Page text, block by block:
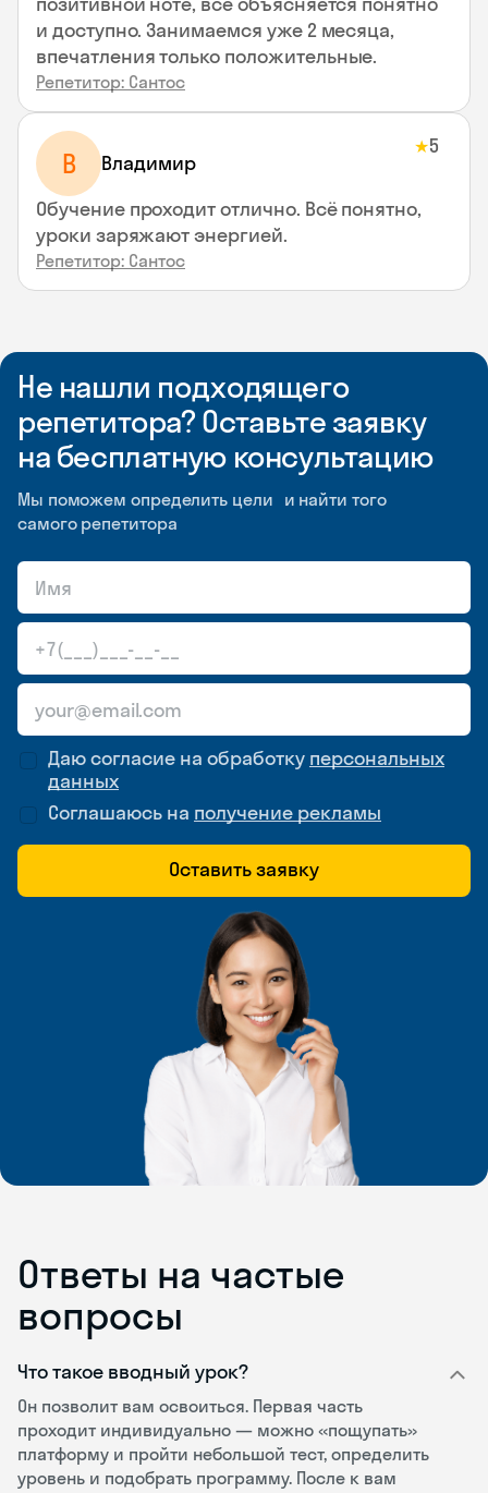
и доступно. Занимаемся уже 2 месяца,
впечатления только положительные.
Репетитор: Сантос
В Владимир
★5
Обучение проходит отлично. Всё понятно,
уроки заряжают энергией.
Репетитор: Сантос
Не нашли подходящего
репетитора? Оставьте заявку
на бесплатную консультацию
Мы поможем определить цели и найти того
самого репетитора
Даю согласие на обработку персональных
данных
Соглашаюсь на получение рекламы
Оставить заявку
Ответы на частые
вопросы
Что такое вводный урок?
Он позволит вам освоиться. Первая часть
проходит индивидуально — можно «пощупать»
платформу и пройти небольшой тест, определить
уровень и подобрать программу. После к вам